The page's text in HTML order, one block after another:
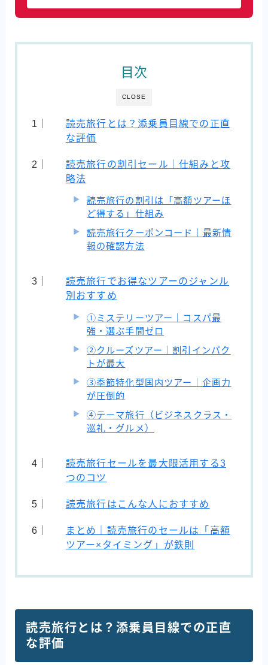
CLOSE
目次
読売旅行とは？添乗員目線での正直
な評価
読売旅行の割引セール｜仕組みと攻
略法
読売旅行の割引は「高額ツアーほ
ど得する」仕組み
読売旅行クーポンコード｜最新情
報の確認方法
読売旅行でお得なツアーのジャンル
別おすすめ
①ミステリーツアー｜コスパ最
強・選ぶ手間ゼロ
②クルーズツアー｜割引インパク
トが最大
③季節特化型国内ツアー｜企画力
が圧倒的
④テーマ旅行（ビジネスクラス・
巡礼・グルメ）
読売旅行セールを最大限活用する3
つのコツ
読売旅行はこんな人におすすめ
まとめ｜読売旅行のセールは「高額
ツアー×タイミング」が鉄則
読売旅行とは？添乗員目線での正直
な評価